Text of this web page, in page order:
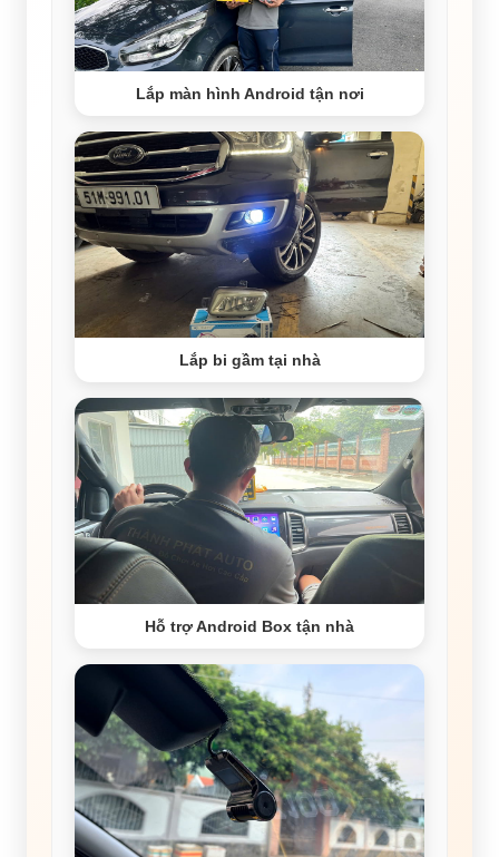
Lắp màn hình Android tận nơi
Lắp bi gầm tại nhà
Hỗ trợ Android Box tận nhà